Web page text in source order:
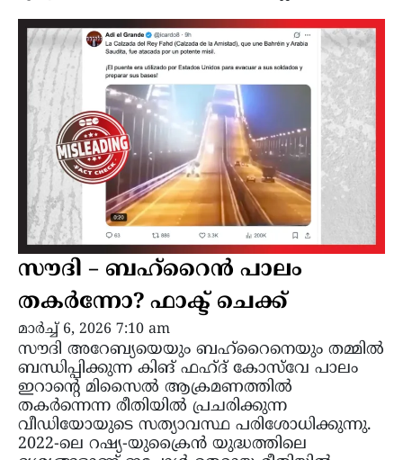
സൗദി – ബഹ്റൈൻ പാലം
തകർന്നോ? ഫാക്ട് ചെക്ക്
മാർച്ച്‌ 6, 2026 7:10 am
സൗദി അറേബ്യയെയും ബഹ്റൈനെയും തമ്മിൽ
ബന്ധിപ്പിക്കുന്ന കിങ് ഫഹ്ദ് കോസ്‌വേ പാലം
ഇറാന്റെ മിസൈൽ ആക്രമണത്തിൽ
തകർന്നെന്ന രീതിയിൽ പ്രചരിക്കുന്ന
വീഡിയോയുടെ സത്യാവസ്ഥ പരിശോധിക്കുന്നു.
2022-ലെ റഷ്യ-യുക്രൈൻ യുദ്ധത്തിലെ